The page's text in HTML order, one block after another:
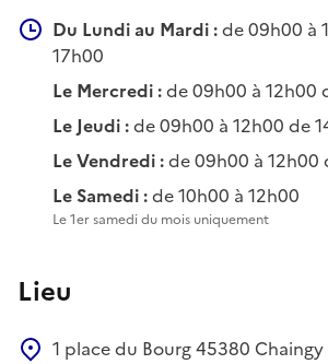
Du Lundi au Mardi :de 09h00 à
17h00
Le Mercredi :de 09h00 à 12h00
Le Jeudi :de 09h00 à 12h00 de
Le Vendredi :de 09h00 à 12h00
Le Samedi :de 10h00 à 12h00
Le 1er samedi du mois uniquement
Lieu
1 place du Bourg45380 Chaingy